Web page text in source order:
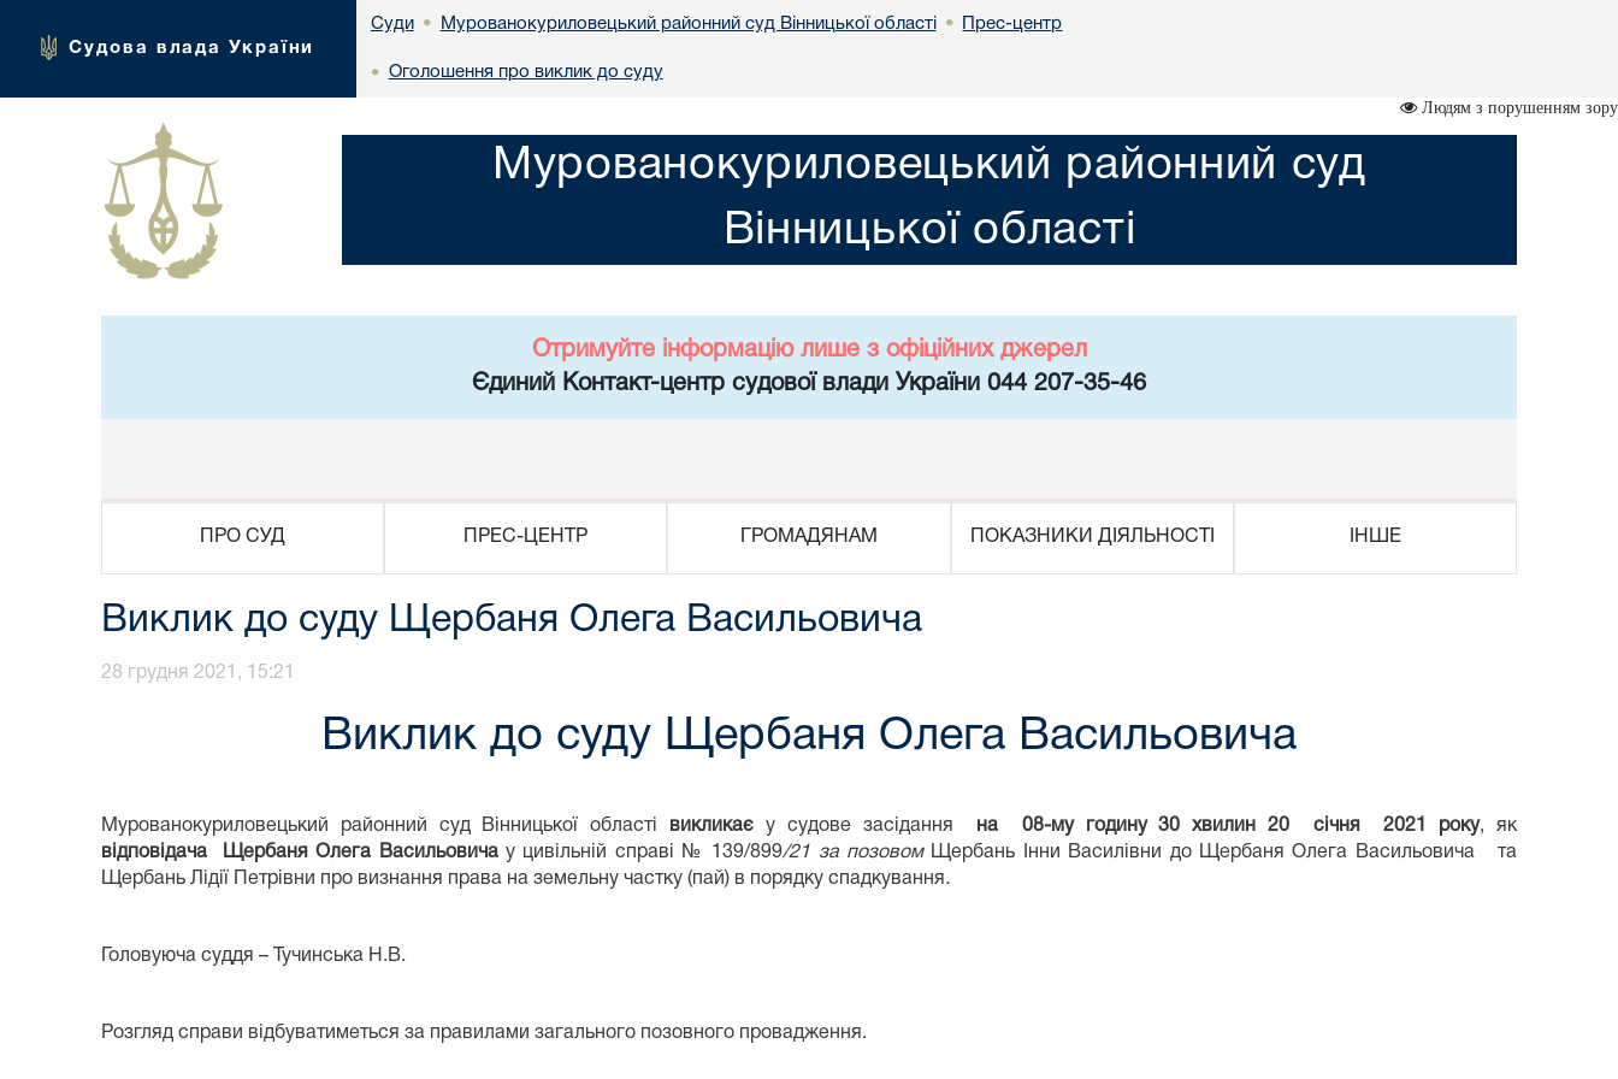
Судова влада України
Суди • Мурованокуриловецький районний суд Вінницької області • Прес-центр
• Оголошення про виклик до суду
Людям з порушенням зору
Мурованокуриловецький районний суд
Вінницької області
Отримуйте інформацію лише з офіційних джерел
Єдиний Контакт-центр судової влади України 044 207-35-46
ПРО СУД ПРЕС-ЦЕНТР ГРОМАДЯНАМ ПОКАЗНИКИ ДІЯЛЬНОСТІ ІНШЕ
Виклик до суду Щербаня Олега Васильовича
28 грудня 2021, 15:21
Виклик до суду Щербаня Олега Васильовича
Мурованокуриловецький районний суд Вінницької області викликає у судове засідання на 08-му годину 30 хвилин 20 січня 2021 року, як
відповідача
Щербаня Олега Васильовичау цивільній справі № 139/899/21 за позовом
Щербань Інни Василівни до Щербаня Олега Васильовича та
Щербань Лідії Петрівни про визнання права на земельну частку (пай) в порядку спадкування.
Головуюча суддя – Тучинська Н.В.
Розгляд справи відбуватиметься за правилами загального позовного провадження.